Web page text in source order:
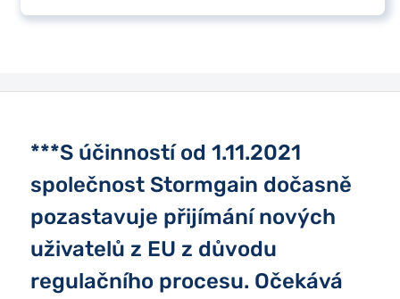
***S účinností od 1.11.2021
společnost Stormgain dočasně
pozastavuje přijímání nových
uživatelů z EU z důvodu
regulačního procesu. Očekává